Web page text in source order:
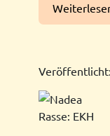
Rasse: EKH